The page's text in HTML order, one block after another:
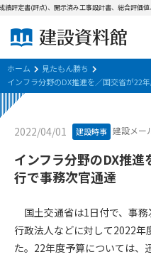
建設資料館
東京都の入
国土交通省の
見たもん勝
会員登録に
サポーター
定書(評点)、開示済み工事設計書、総合評価値
ホーム
見たもん勝ち
インフラ分野のDX推進を／国交省が22
2022/04/01 建設時事 建設メー
インフラ分野のDX推
行で事務次官通達
国土交通省は1日付で、事
行政法人などに対して2022年
た。22年度予算については、
第1条（規約の目的）
会員サービスの利用条件等
2. 管理者が建設資料館WEB
一部を構成するものとしま